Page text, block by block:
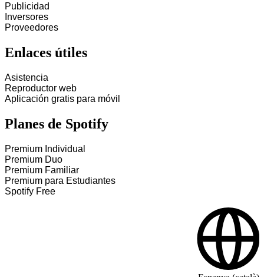
Publicidad
Inversores
Proveedores
Enlaces útiles
Asistencia
Reproductor web
Aplicación gratis para móvil
Planes de Spotify
Premium Individual
Premium Duo
Premium Familiar
Premium para Estudiantes
Spotify Free